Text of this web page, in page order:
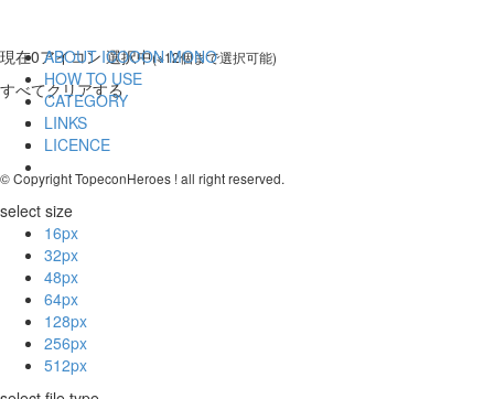
現在0アイコン 選択中(※12個まで選択可能)
すべてクリアする
select size
16px
32px
48px
64px
128px
256px
512px
ABOUT ICOOON MONO
HOW TO USE
CATEGORY
LINKS
LICENCE
© Copyright TopeconHeroes ! all right reserved.